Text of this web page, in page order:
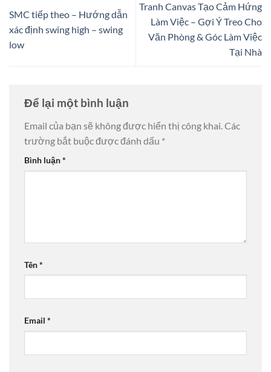
SMC tiếp theo – Hướng dẫn
xác định swing high – swing
low
Tranh Canvas Tạo Cảm Hứng
Làm Việc – Gợi Ý Treo Cho
Văn Phòng & Góc Làm Việc
Tại Nhà
Để lại một bình luận
Email của bạn sẽ không được hiển thị công khai. Các
trường bắt buộc được đánh dấu *
Bình luận*
Tên*
Email *